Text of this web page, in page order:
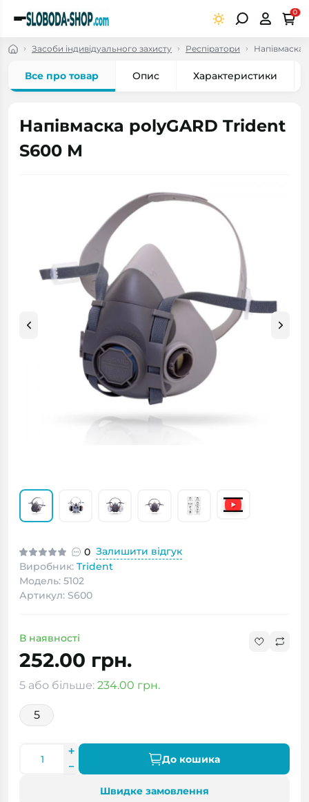
0
Засоби індивідуального захисту Респіратори Напівмаска
Все про товар Опис Характеристики
Напівмаска polyGARD Trident
S600 М
0 Залишити відгук
Виробник: Trident
Модель: 5102
Артикул: S600
В наявності
252.00 грн.
5 або більше: 234.00 грн.
5
До кошика
Швидке замовлення